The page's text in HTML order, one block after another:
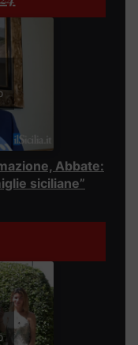
Abbate:
siciliane”